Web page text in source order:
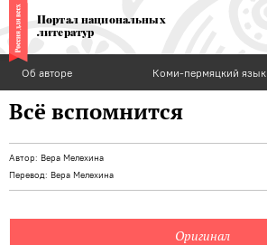
Портал национальных
литератур
Об авторе Коми-пермяцкий язык
Всё вспомнится
Автор: Вера Мелехина
Перевод: Вера Мелехина
Оригинал